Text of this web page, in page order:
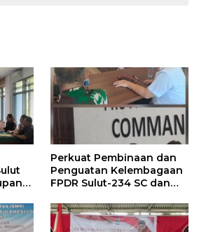
Perkuat Pembinaan dan
Penguatan Kelembagaan
FPDR Sulut-234 SC dan